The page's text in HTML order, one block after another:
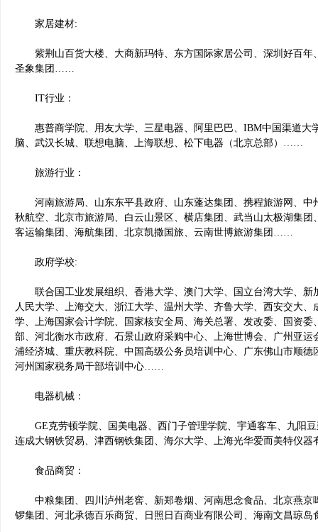
家居建材:
紫荆山百货大楼、大商新玛特、东方国际家居公司、深圳好百年
圣象集团……
IT行业：
惠普商学院、用友大学、三星电器、阿里巴巴、IBM中国渠道大
脑、武汉长城、联想电脑、上海联想、松下电器（北京总部）……
旅游行业：
河南旅游局、山东东平县政府、山东蓬达集团、携程旅游网、中
秋航空、北京市旅游局、白云山景区、横店集团、武当山太极湖集
客运输集团、海航集团、北京凯撒国旅、云南世博旅游集团……
政府学校:
联合国工业发展组织、香港大学、澳门大学、国立台湾大学、新
人民大学、上海交大、浙江大学、温州大学、齐鲁大学、西安交大
学、上海国家会计学院、国家核安全局、海关总署、发改委、国资
部、河北衡水市政府、石景山政府采购中心、上海世博会、广州亚
浦经济城、重庆教科院、中国高级公务员培训中心、广东佛山市顺
河州国家税务局干部培训中心……
电器机械：
GE克劳顿学院、国美电器、西门子管理学院、宇通客车、九阳
连成大钢铁贸易、津西钢铁集团、海尔大学、上海光华爱而美特仪
食品商贸：
中粮集团、四川泸州老窖、新郑卷烟、河南思念食品、北京燕京
锣集团、河北承德百乐商贸、日照日百商业有限公司、海南文昌琼